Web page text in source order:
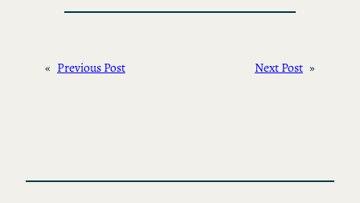
« Previous Post Next Post »